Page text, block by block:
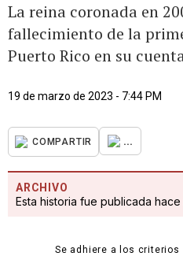
La reina coronada en
fallecimiento de la
Puerto Rico en su
19 de marzo de 2023 - 7:44 PM
COMPARTIR ...
ARCHIVO
Esta historia fue publicada hace
Se adhiere a los criterios